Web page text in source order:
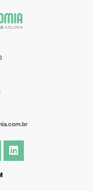
L
i